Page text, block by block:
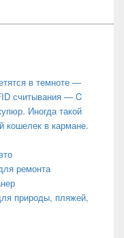
в темноте —
считывания — C
Иногда такой
кошелек в кармане.
ремонта
природы, пляжей,